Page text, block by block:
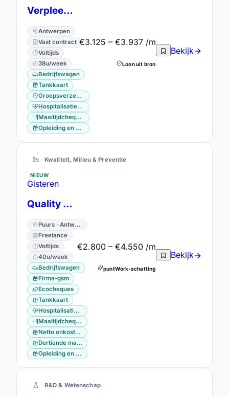
Verpleegkundige met bedrijfswagen
Antwerpen
Vast contract
Voltijds
38u/week
Bedrijfswagen
Tankkaart
Groepsverzekering
Hospitalisatieverzekering
Maaltijdcheques
Opleiding en vorming
€3.125 – €3.937 /m
Loon uit bron
Bekijk
Kwaliteit, Milieu & Preventie
NIEUW
Gisteren
Quality Specialist Operations
Puurs · Antwerpen
Freelance
Voltijds
40u/week
Bedrijfswagen
Firma-gsm
Ecocheques
Tankkaart
Hospitalisatieverzekering
Maaltijdcheques
Netto onkostenvergoeding
Dertiende maand
Opleiding en vorming
€2.800 – €4.550 /m
puntWork-schatting
Bekijk
R&D & Wetenschap